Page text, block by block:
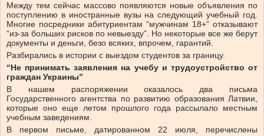
Между тем сейчас массово появляются новые объявления по
поступлению в иностранные вузы на следующий учебный год.
Многие посредники абитуриентам “мужчинам 18+” отказывают
“из-за больших рисков по невыезду”. Но некоторые все же берут
документы и деньги, безо всяких, впрочем, гарантий.
Разбирались в истории с выездом студентов за границу.
“Не принимать заявления на учебу и трудоустройство от
граждан Украины”
В нашем распоряжении оказалось два письма
Государственного агентства по развитию образования Латвии,
которые оно еще летом прошлого года рассылало местным
учебным заведениям.
В первом письме, датированном 22 июля, перечислены